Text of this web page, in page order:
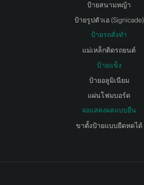
ป้ายสนามหญ้า
ป้ายรูปตัวเอ (Signicade)
ป้ายรถสั่งทำ
แม่เหล็กติดรถยนต์
ป้ายแข็ง
ป้ายอลูมิเนียม
แผ่นโฟมบอร์ด
จอแสดงผลแบบยืน
ขาตั้งป้ายแบบยืดหดได้